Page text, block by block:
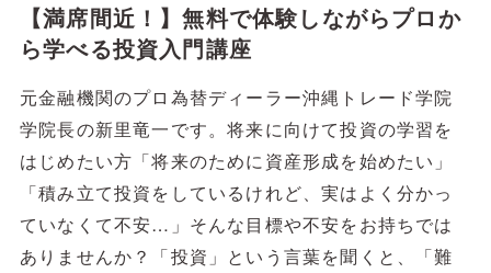
【満席間近！】無料で体験しながらプロか
ら学べる投資入門講座
元金融機関のプロ為替ディーラー沖縄トレード学院
学院長の新里竜一です。将来に向けて投資の学習を
はじめたい方「将来のために資産形成を始めたい」
「積み立て投資をしているけれど、実はよく分かっ
ていなくて不安…」そんな目標や不安をお持ちでは
ありませんか？「投資」という言葉を聞くと、「難